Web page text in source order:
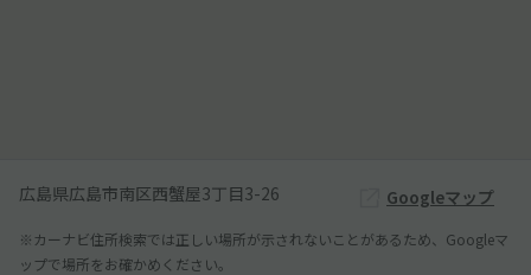
広島県広島市南区西蟹屋3丁目3-26 Googleマップ
※カーナビ住所検索では正しい場所が示されないことがあるため、Googleマ
ップで場所をお確かめください。